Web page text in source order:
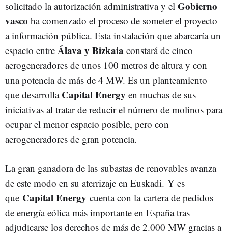
solicitado la autorización administrativa y el Gobierno
vasco ha comenzado el proceso de someter el proyecto
a información pública. Esta instalación que abarcaría un
espacio entre Álava y Bizkaia constará de cinco
aerogeneradores de unos 100 metros de altura y con
una potencia de más de 4 MW. Es un planteamiento
que desarrolla Capital Energy en muchas de sus
iniciativas al tratar de reducir el número de molinos para
ocupar el menor espacio posible, pero con
aerogeneradores de gran potencia.
La gran ganadora de las subastas de renovables avanza
de este modo en su aterrizaje en Euskadi. Y es
que Capital Energy cuenta con la cartera de pedidos
de energía eólica más importante en España tras
adjudicarse los derechos de más de 2.000 MW gracias a